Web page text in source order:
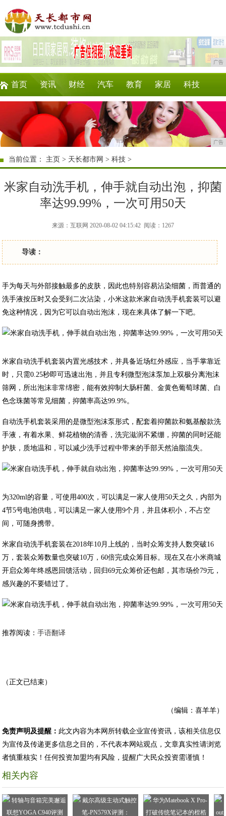
广告
首页 资讯 财经 汽车 教育 家居 科技
游戏 美食 商讯 时尚 微商
广告
当前位置： 主页 > 天长都市网 >科技 >
米家自动洗手机，伸手就自动出泡，抑菌
率达99.99%，一次可用50天
来源：互联网 2020-08-02 04:15:42 阅读：1267
导读：
手为每天与外部接触最多的皮肤，因此也特别容易沾染细菌，而普通的
洗手液按压时又会受到二次沾染，小米这款米家自动洗手机套装可以避
免这种情况，因为它可以自动出泡沫，现在来具体了解一下吧。
米家自动洗手机套装内置光感技术，并具备近场红外感应，当手掌靠近
时，只需0.25秒即可迅速出泡，并且专利微型泡沫泵加上双极分离泡沫
筛网，所出泡沫非常绵密，能有效抑制大肠杆菌、金黄色葡萄球菌、白
色念珠菌等常见细菌，抑菌率高达99.9%。
自动洗手机套装采用的是微型泡沫泵形式，配套着抑菌款和氨基酸款洗
手液，有着水果、鲜花植物的清香，洗完滋润不紧绷，抑菌的同时还能
护肤，质地温和，可以减少洗手过程中带来的手部天然油脂流失。
为320ml的容量，可使用400次，可以满足一家人使用50天之久，内部为
4节5号电池供电，可以满足一家人使用9个月，并且体积小，不占空
间，可随身携带。
米家自动洗手机套装在2018年10月上线的，当时众筹支持人数突破16
万，套装众筹数量也突破10万，60倍完成众筹目标。现在又在小米商城
开启众筹年终感恩回馈活动，回归69元众筹价还包邮，其市场价79元，
感兴趣的不要错过了。
推荐阅读：手语翻译
（正文已结束）
（编辑：喜羊羊）
免责声明及提醒： 此文内容为本网所转载企业宣传资讯，该相关信息仅
为宣传及传递更多信息之目的，不代表本网站观点，文章真实性请浏览
者慎重核实！任何投资加盟均有风险，提醒广大民众投资需谨慎！
相关内容